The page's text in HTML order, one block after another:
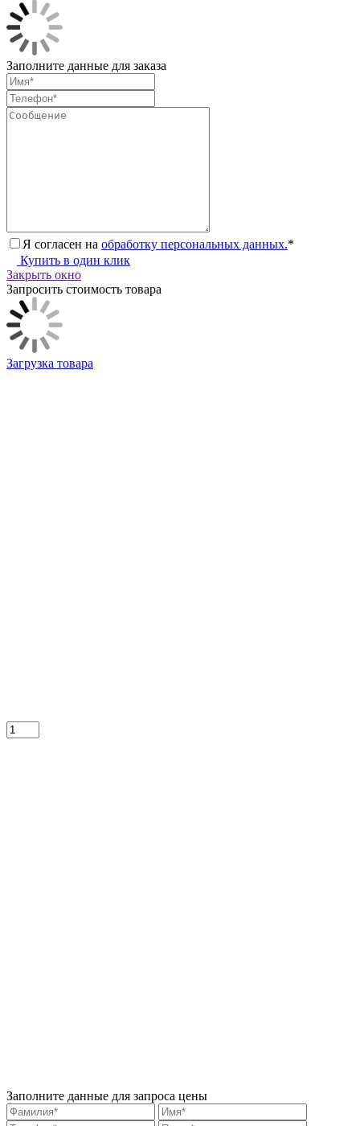
Заполните данные для заказа
Я согласен на обработку персональных данных.*
Купить в один клик
Закрыть окно
Запросить стоимость товара
Загрузка товара
Заполните данные для запроса цены